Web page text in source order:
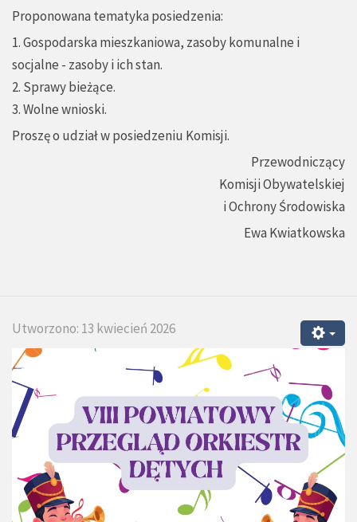
Proponowana tematyka posiedzenia:
1. Gospodarska mieszkaniowa, zasoby komunalne i
socjalne - zasoby i ich stan.
2. Sprawy bieżące.
3. Wolne wnioski.
Proszę o udział w posiedzeniu Komisji.
Przewodniczący
Komisji Obywatelskiej
i Ochrony Środowiska
Ewa Kwiatkowska
Utworzono: 13 kwiecień 2026